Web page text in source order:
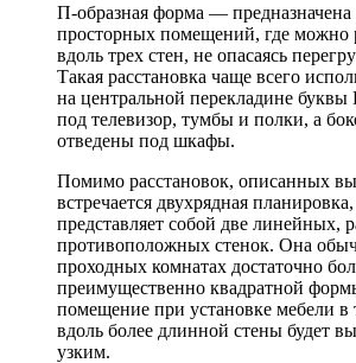
П-образная форма — предназначена
просторных помещений, где можно
вдоль трех стен, не опасаясь
Такая расстановка чаще всего
на центральной перекладине буквы
под телевизор, тумбы и полки, а
отведены под шкафы.
Помимо расстановок, описанных
встречается двухрядная
представляет собой две линейных,
противоположных стенок. Она
проходных комнатах достаточно
преимущественно квадратной
помещение при установке мебели в
вдоль более длинной стены будет
узким.